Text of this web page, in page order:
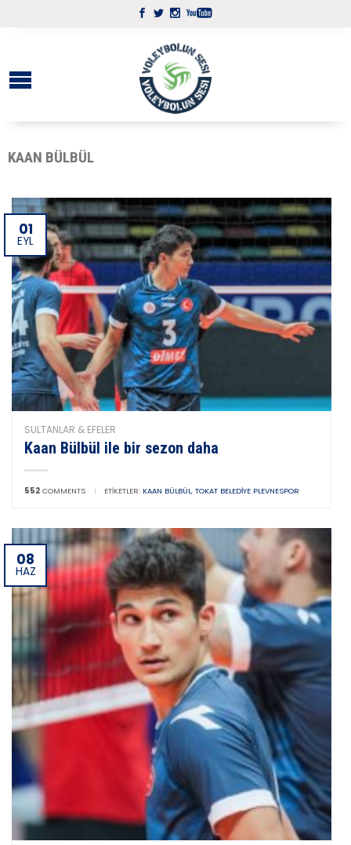
KAAN BÜLBÜL
01
EYL
SULTANLAR & EFELER
Kaan Bülbül ile bir sezon daha
552 COMMENTS | ETIKETLER: KAAN BÜLBÜL, TOKAT BELEDIYE PLEVNESPOR
08
HAZ